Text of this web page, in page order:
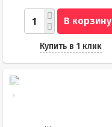
В корзину
Купить в 1 клик